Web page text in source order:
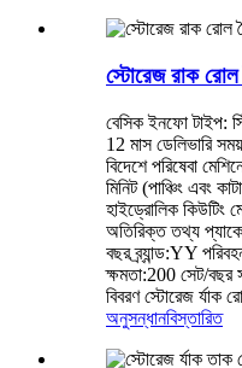
স্টোরেজ রাক রোল
বেসিক ইনফো টাইপ:
12 মাস ডেলিভারি
বিদেশে পরিষেবা
মিনিট (পাঞ্চিং এবং
হাইড্রোলিক কিউটিং
অতিরিক্ত তথ্য
বছর ব্র্যান্ড:YY
ক্ষমতা:200 সেট/বছর
বিবরণ স্টোরেজ র্যাক
অনুসন্ধানবিস্তারিত